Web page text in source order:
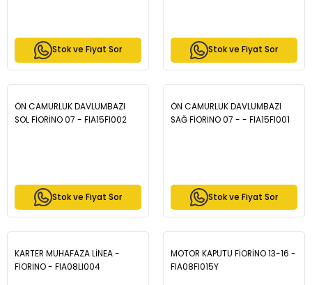
Stok ve Fiyat Sor Stok ve Fiyat Sor
ÖN CAMURLUK DAVLUMBAZI
SOL FİORİNO 07 - FIA15FI002
Stok ve Fiyat Sor
ÖN CAMURLUK DAVLUMBAZI
SAĞ FİORİNO 07 - - FIA15FI001
Stok ve Fiyat Sor
KARTER MUHAFAZA LİNEA -
FİORİNO - FIA08LI004
MOTOR KAPUTU FİORİNO 13-16 -
FIA08FI015Y